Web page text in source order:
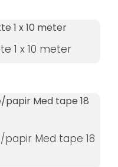
1 x 10 meter
Med tape 18